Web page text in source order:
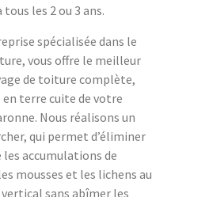
les 2 ou 3 ans.
spécialisée dans le
vous offre le meilleur
de toiture complète,
terre cuite de votre
Nous réalisons un
qui permet d’éliminer
accumulations de
mousses et les lichens au
sans abîmer les